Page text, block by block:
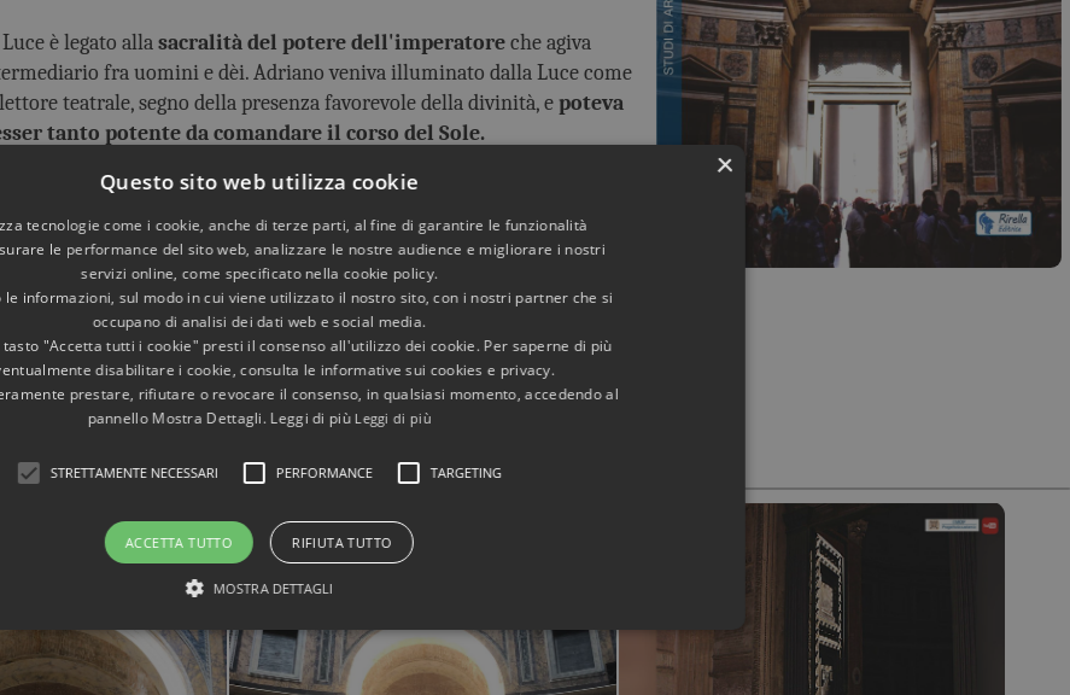
Luce è legato allasacralità del potere dell'imperatoreche agiva
fra uomini e dèi. Adriano veniva illuminato dalla Luce come
teatrale, segno della presenza favorevole della divinità, epoteva
tanto potente da comandare il corso del Sole.
il lorosignificato simbolicoe molto altro sulla
di uno deicapolavoriassoluti dell'architettura romana antica nel
«Pantheon. Architettura e Luce», anche in edizione inglese.
×
Questo sito web utilizza cookie
tecnologie come i cookie, anche di terze parti, al fine di garantire le funzionalità
le performance del sito web, analizzare le nostre audience e migliorare i nostri
servizi online, come specificato nella cookie policy.
le informazioni, sul modo in cui viene utilizzato il nostro sito, con i nostri partner che si
occupano di analisi dei dati web e social media.
tasto "Accetta tutti i cookie" presti il consenso all'utilizzo dei cookie. Per saperne di più
disabilitare i cookie, consulta le informative sui cookies e privacy.
prestare, rifiutare o revocare il consenso, in qualsiasi momento, accedendo al
pannello Mostra Dettagli. Leggi di piùLeggi di più
STRETTAMENTE NECESSARI PERFORMANCE TARGETING
ACCETTA TUTTO RIFIUTA TUTTO
MOSTRA DETTAGLI